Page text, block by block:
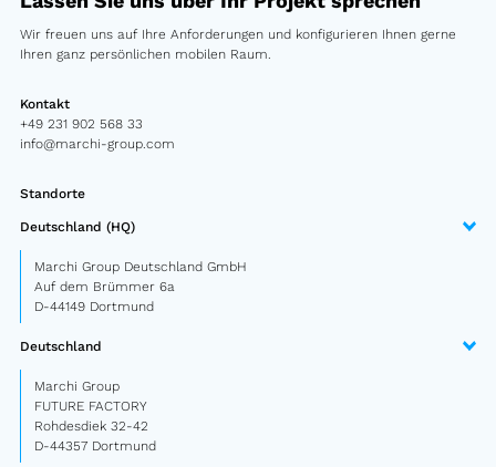
PKW Anhänger
Design Truck
Sonderbau
Über uns
News
Karriere
Wir freuen uns auf Ihre Anforderungen und konfigurieren Ihnen gerne
Ihren ganz persönlichen mobilen Raum.
Kontakt
+49 231 902 568 33
info@marchi-group.com
Standorte
Deutschland (HQ)
Marchi Group Deutschland GmbH
Auf dem Brümmer 6a
D-44149 Dortmund
Deutschland
Marchi Group
FUTURE FACTORY
Rohdesdiek 32-42
D-44357 Dortmund